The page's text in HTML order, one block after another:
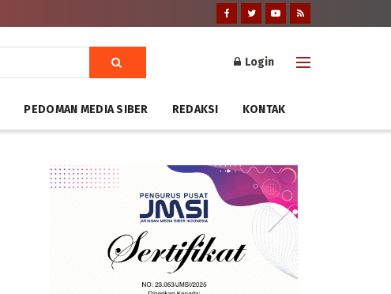
Login
PEDOMAN MEDIA SIBER REDAKSI KONTAK